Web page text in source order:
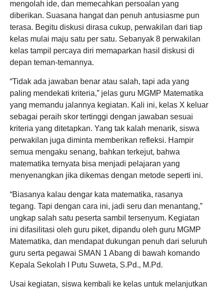
mengolah ide, dan memecahkan persoalan yang
diberikan. Suasana hangat dan penuh antusiasme pun
terasa. Begitu diskusi dirasa cukup, perwakilan dari tiap
kelas mulai maju satu per satu. Sebanyak 8 perwakilan
kelas tampil percaya diri memaparkan hasil diskusi di
depan teman-temannya.
“Tidak ada jawaban benar atau salah, tapi ada yang
paling mendekati kriteria,” jelas guru MGMP Matematika
yang memandu jalannya kegiatan. Kali ini, kelas X keluar
sebagai peraih skor tertinggi dengan jawaban sesuai
kriteria yang ditetapkan. Yang tak kalah menarik, siswa
perwakilan juga diminta memberikan refleksi. Hampir
semua mengaku senang, bahkan terkejut, bahwa
matematika ternyata bisa menjadi pelajaran yang
menyenangkan jika dikemas dengan metode seperti ini.
“Biasanya kalau dengar kata matematika, rasanya
tegang. Tapi dengan cara ini, jadi seru dan menantang,”
ungkap salah satu peserta sambil tersenyum. Kegiatan
ini difasilitasi oleh guru piket, dipandu oleh guru MGMP
Matematika, dan mendapat dukungan penuh dari seluruh
guru serta pegawai SMAN 1 Abang di bawah komando
Kepala Sekolah I Putu Suweta, S.Pd., M.Pd.
Usai kegiatan, siswa kembali ke kelas untuk melanjutkan